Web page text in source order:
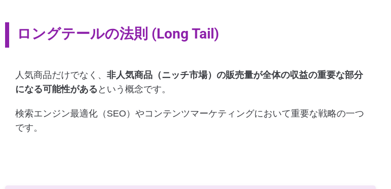
ロングテールの法則 (Long Tail)
人気商品だけでなく、 非人気商品（ニッチ市場）の販売量が全体の収益の重要な部分
になる可能性がある という概念です。
検索エンジン最適化（SEO）やコンテンツマーケティングにおいて重要な戦略の一つ
です。